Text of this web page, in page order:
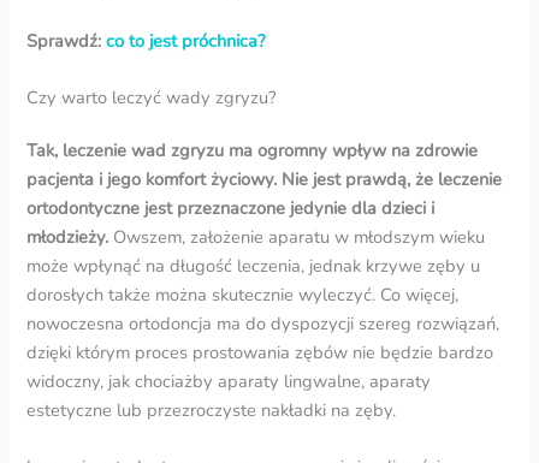
Sprawdź:co to jest próchnica?
Czy warto leczyć wady zgryzu?
Tak, leczeniewad zgryzu ma ogromny wpływ na zdrowie
pacjenta i jego komfort życiowy. Nie jest prawdą, że leczenie
ortodontyczne jest przeznaczone jedynie dla dzieci i
młodzieży. Owszem, założenie aparatu w młodszym wieku
może wpłynąć na długość leczenia, jednak krzywe zęby u
dorosłych także można skutecznie wyleczyć. Co więcej,
nowoczesna ortodoncja ma do dyspozycji szereg rozwiązań,
dzięki którym proces prostowania zębów nie będzie bardzo
widoczny, jak chociażby aparaty lingwalne, aparaty
estetyczne lub przezroczyste nakładki na zęby.